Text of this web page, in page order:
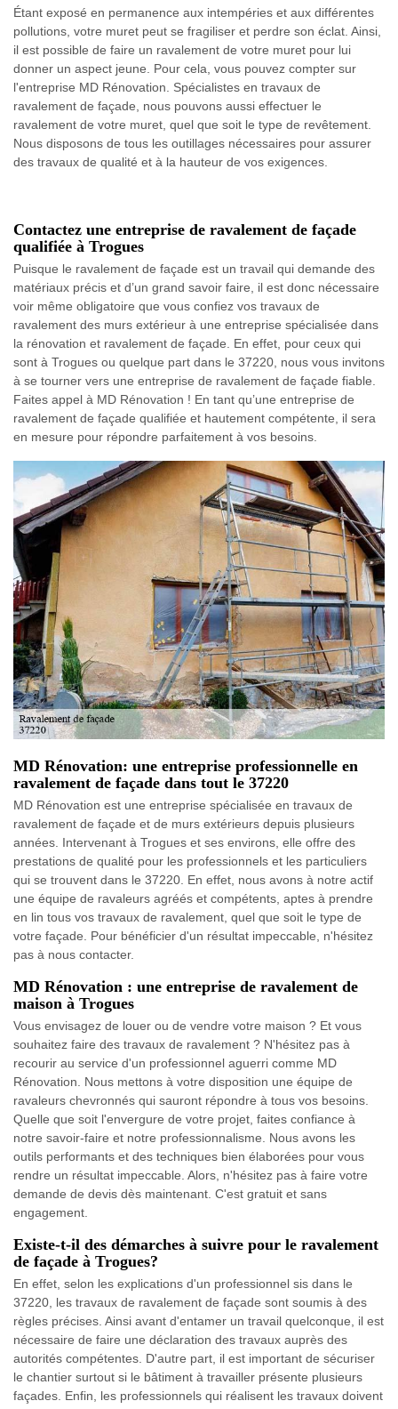
Étant exposé en permanence aux intempéries et aux différentes
pollutions, votre muret peut se fragiliser et perdre son éclat. Ainsi,
il est possible de faire un ravalement de votre muret pour lui
donner un aspect jeune. Pour cela, vous pouvez compter sur
l'entreprise MD Rénovation. Spécialistes en travaux de
ravalement de façade, nous pouvons aussi effectuer le
ravalement de votre muret, quel que soit le type de revêtement.
Nous disposons de tous les outillages nécessaires pour assurer
des travaux de qualité et à la hauteur de vos exigences.
Contactez une entreprise de ravalement de façade
qualifiée à Trogues
Puisque le ravalement de façade est un travail qui demande des
matériaux précis et d’un grand savoir faire, il est donc nécessaire
voir même obligatoire que vous confiez vos travaux de
ravalement des murs extérieur à une entreprise spécialisée dans
la rénovation et ravalement de façade. En effet, pour ceux qui
sont à Trogues ou quelque part dans le 37220, nous vous invitons
à se tourner vers une entreprise de ravalement de façade fiable.
Faites appel à MD Rénovation ! En tant qu’une entreprise de
ravalement de façade qualifiée et hautement compétente, il sera
en mesure pour répondre parfaitement à vos besoins.
MD Rénovation: une entreprise professionnelle en
ravalement de façade dans tout le 37220
MD Rénovation est une entreprise spécialisée en travaux de
ravalement de façade et de murs extérieurs depuis plusieurs
années. Intervenant à Trogues et ses environs, elle offre des
prestations de qualité pour les professionnels et les particuliers
qui se trouvent dans le 37220. En effet, nous avons à notre actif
une équipe de ravaleurs agréés et compétents, aptes à prendre
en lin tous vos travaux de ravalement, quel que soit le type de
votre façade. Pour bénéficier d'un résultat impeccable, n'hésitez
pas à nous contacter.
MD Rénovation : une entreprise de ravalement de
maison à Trogues
Vous envisagez de louer ou de vendre votre maison ? Et vous
souhaitez faire des travaux de ravalement ? N'hésitez pas à
recourir au service d'un professionnel aguerri comme MD
Rénovation. Nous mettons à votre disposition une équipe de
ravaleurs chevronnés qui sauront répondre à tous vos besoins.
Quelle que soit l'envergure de votre projet, faites confiance à
notre savoir-faire et notre professionnalisme. Nous avons les
outils performants et des techniques bien élaborées pour vous
rendre un résultat impeccable. Alors, n'hésitez pas à faire votre
demande de devis dès maintenant. C'est gratuit et sans
engagement.
Existe-t-il des démarches à suivre pour le ravalement
de façade à Trogues?
En effet, selon les explications d'un professionnel sis dans le
37220, les travaux de ravalement de façade sont soumis à des
règles précises. Ainsi avant d'entamer un travail quelconque, il est
nécessaire de faire une déclaration des travaux auprès des
autorités compétentes. D'autre part, il est important de sécuriser
le chantier surtout si le bâtiment à travailler présente plusieurs
façades. Enfin, les professionnels qui réalisent les travaux doivent